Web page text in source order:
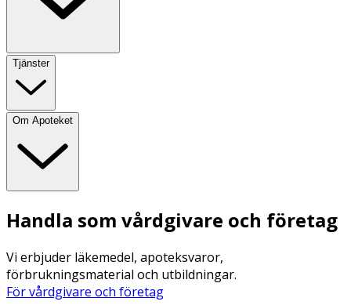
Tjänster
Om Apoteket
Handla som vårdgivare och företag
Vi erbjuder läkemedel, apoteksvaror,
förbrukningsmaterial och utbildningar.
För vårdgivare och företag